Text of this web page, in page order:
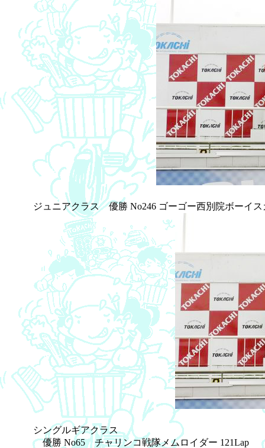
ジュニアクラス 優勝 No246 ゴーゴー西別院ボーイス
シングルギアクラス
優勝 No65 チャリンコ戦隊メムロイダー 121Lap